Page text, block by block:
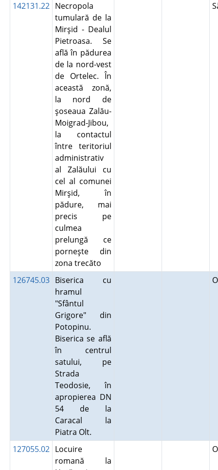
142131.22 Necropola
tumulară de la
Mirşid - Dealul
Pietroasa. Se
află în pădurea
de la nord-vest
de Ortelec. În
această zonă,
la nord de
şoseaua Zalău-
Moigrad-Jibou,
la contactul
între teritoriul
administrativ
al Zalăului cu
cel al comunei
Mirşid, în
pădure, mai
precis pe
culmea
prelungă ce
porneşte din
zona trecăto
126745.03 Biserica cu
hramul
"Sfântul
Grigore" din
Potopinu.
Biserica se află
în centrul
satului, pe
Strada
Teodosie, în
apropierea DN
54 de la
Caracal la
Piatra Olt.
127055.02 Locuire
romană la